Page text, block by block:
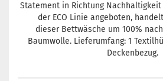
Statement in Richtung
der ECO Linie angeboten,
dieser Bettwäsche um 100%
Baumwolle. Lieferumfang: 1
Deckenbezug.